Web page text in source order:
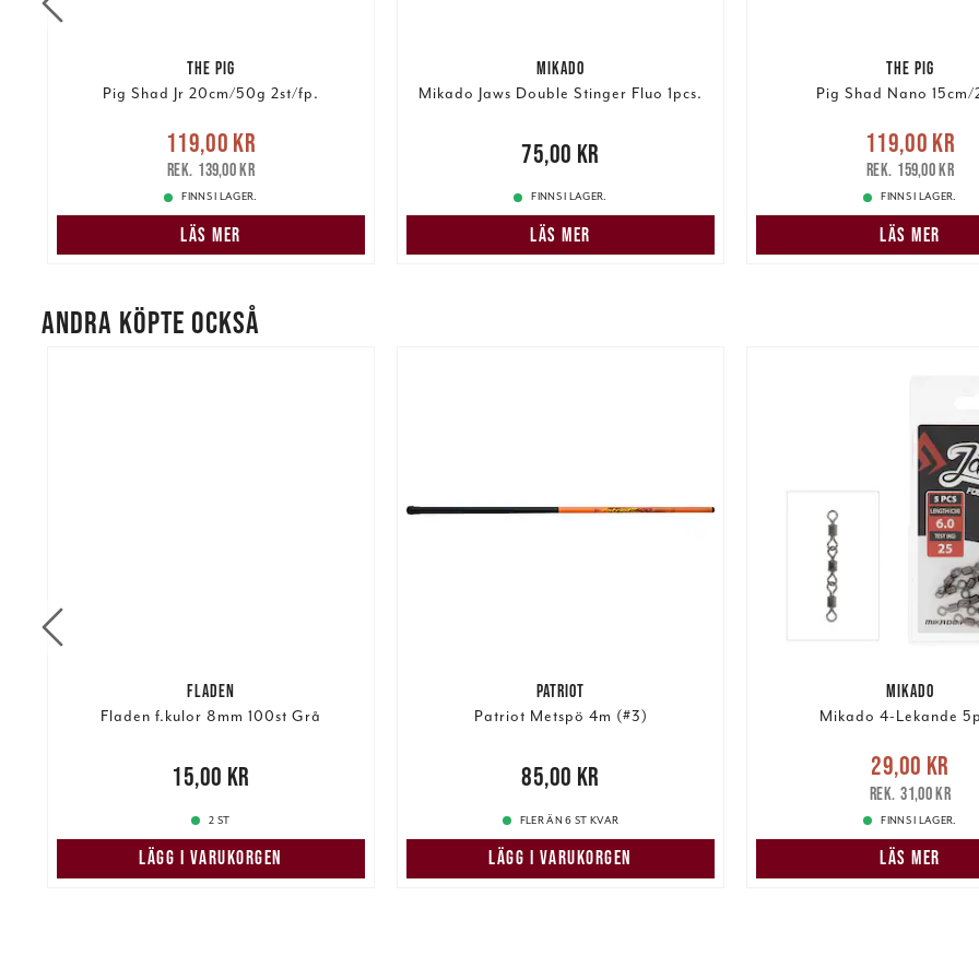
THE PIG
Pig Shad Jr 20cm/50g 2st/fp.
Nuvarande pris
Tidigare pris
119,00 kr
139,00 kr
FINNS I LAGER.
LÄS MER
MIKADO
Mikado Jaws Double Stinger Fluo 1pcs.
75,00 kr75,00 kr
FINNS I LAGER.
LÄS MER
THE PIG
Pig Shad Nano 15cm/
Nuvarande pris
Tidigare pris
119,00 kr
159,00 kr
FINNS I LAGER.
LÄS MER
ANDRA KÖPTE OCKSÅ
FLADEN
Fladen f.kulor 8mm 100st Grå
15,00 kr15,00 kr
2 ST
LÄGG I VARUKORGEN
PATRIOT
Patriot Metspö 4m (#3)
85,00 kr85,00 kr
FLER ÄN 6 ST KVAR
LÄGG I VARUKORGEN
MIKADO
Mikado 4-Lekande
Nuvarande pris :29,00 kr
pris: 31,00 kr
29,00 kr
31,00 kr
FINNS I LAGER.
LÄS MER